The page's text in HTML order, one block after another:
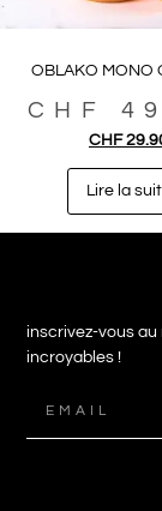
OBLAKO MONO
CHF
CHF
Lire la
inscrivez-vous
incroyables !